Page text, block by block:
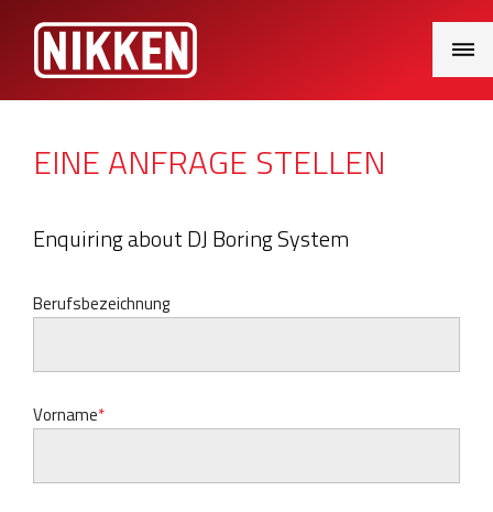
Menu
EINE ANFRAGE STELLEN
Enquiring about DJ Boring System
Berufsbezeichnung
Vorname